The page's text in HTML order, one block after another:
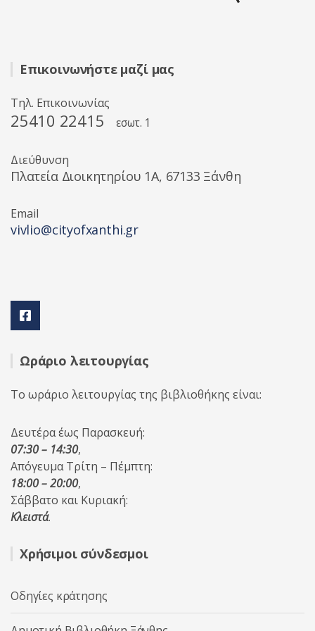
Επικοινωνήστε μαζί μας
Τηλ. Επικοινωνίας
25410 22415 εσωτ. 1
Διεύθυνση
Πλατεία Διοικητηρίου 1A, 67133 Ξάνθη
Email
vivlio@cityofxanthi.gr
Ωράριο λειτουργίας
Το ωράριο λειτουργίας της βιβλιοθήκης είναι:
Δευτέρα έως Παρασκευή:
07:30 – 14:30,
Απόγευμα Τρίτη – Πέμπτη:
18:00 – 20:00,
Σάββατο και Κυριακή:
Κλειστά.
Χρήσιμοι σύνδεσμοι
Οδηγίες κράτησης